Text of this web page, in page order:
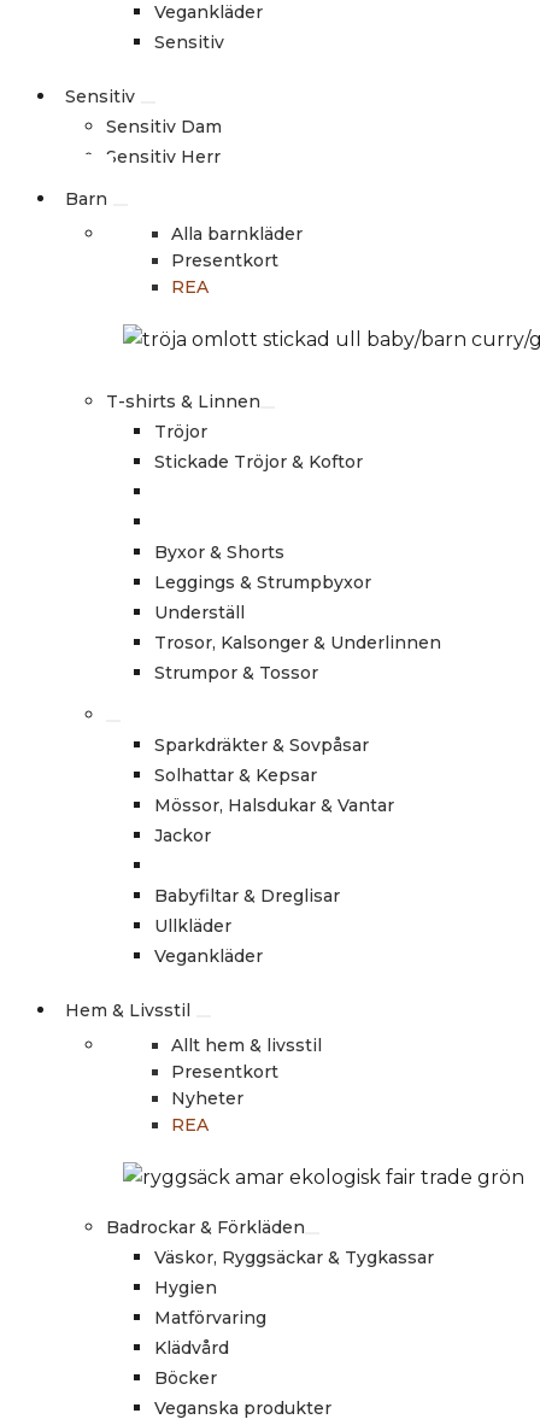
Vegankläder
Sensitiv
Sensitiv
Sensitiv Dam
Sensitiv Herr
Barn
Alla barnkläder
Presentkort
REA
T-shirts & Linnen
Tröjor
Stickade Tröjor & Koftor
Byxor & Shorts
Leggings & Strumpbyxor
Underställ
Trosor, Kalsonger & Underlinnen
Strumpor & Tossor
Sparkdräkter & Sovpåsar
Solhattar & Kepsar
Mössor, Halsdukar & Vantar
Jackor
Babyfiltar & Dreglisar
Ullkläder
Vegankläder
Hem & Livsstil
Allt hem & livsstil
Presentkort
Nyheter
REA
Badrockar & Förkläden
Väskor, Ryggsäckar & Tygkassar
Hygien
Matförvaring
Klädvård
Böcker
Veganska produkter